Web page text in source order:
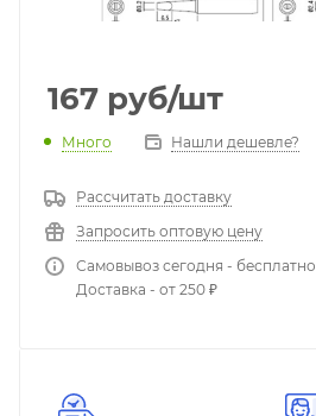
167 руб/шт
Много Нашли дешевле?
Рассчитать доставку
Запросить оптовую цену
Самовывоз сегодня - бесплатно
Доставка - от 250 ₽